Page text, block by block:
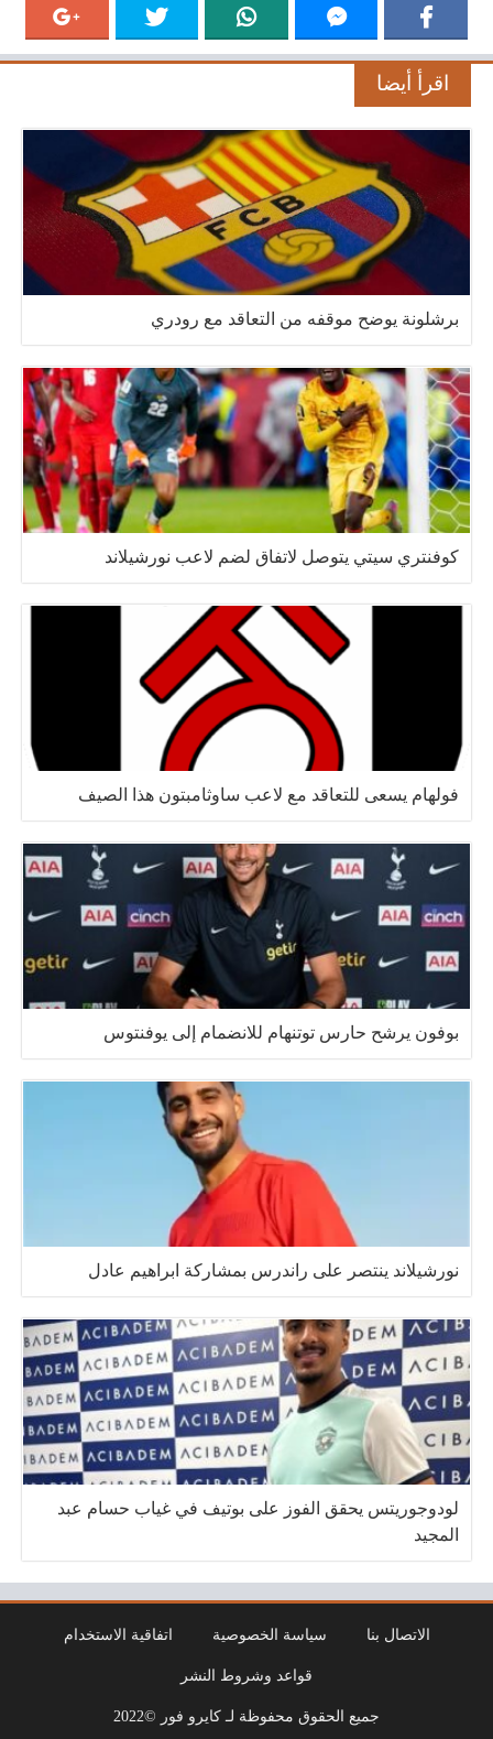
اقرأ أيضا
برشلونة يوضح موقفه من التعاقد مع رودري
كوفنتري سيتي يتوصل لاتفاق لضم لاعب نورشيلاند
فولهام يسعى للتعاقد مع لاعب ساوثامبتون هذا الصيف
بوفون يرشح حارس توتنهام للانضمام إلى يوفنتوس
نورشيلاند ينتصر على راندرس بمشاركة ابراهيم عادل
لودوجوريتس يحقق الفوز على بوتيف في غياب حسام عبد
المجيد
الاتصال بنا سياسة الخصوصية اتفاقية الاستخدام
قواعد وشروط النشر
جميع الحقوق محفوظة لـ كايرو فور ©2022